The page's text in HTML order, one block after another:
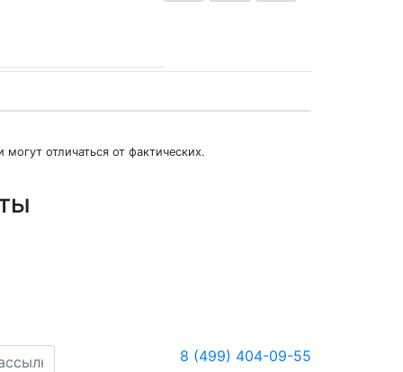
отличаться от фактических.
8 (499) 404-09-55